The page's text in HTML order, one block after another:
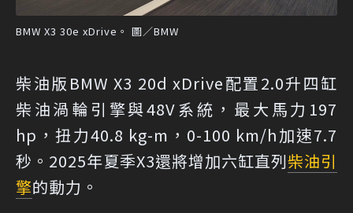
BMW X3 30e xDrive。 圖／BMW
柴油版BMW X3 20d xDrive配置2.0升四缸
柴油渦輪引擎與48V系統，最大馬力197
hp，扭力40.8 kg-m，0-100 km/h加速7.7
秒。2025年夏季X3還將增加六缸直列柴油引
擎的動力。